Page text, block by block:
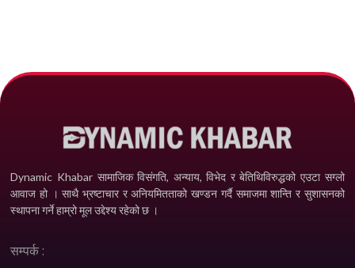
Dynamic Khabar सामाजिक विसंगति, अन्याय, विभेद­ र बेतिथिविरुद्धको एउटा सग्लो
आवाज हो । साथै भ्रष्टाचार र अनियमितताको खण्डन गर्दै समाजमा शान्ति र सुशासनको
स्थापना गर्ने हाम्रो मूल उद्देश्य रहेको छ ।
सम्पर्क :